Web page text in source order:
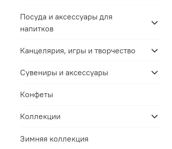
Посуда и аксессуары для
напитков
Канцелярия, игры и творчество
Сувениры и аксессуары
Конфеты
Коллекции
Зимняя коллекция